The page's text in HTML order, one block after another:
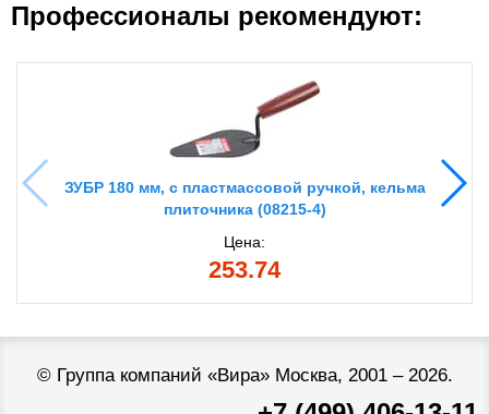
Профессионалы рекомендуют:
ЗУБР 180 мм, с пластмассовой ручкой, кельма
плиточника (08215-4)
Цена:
253.74
© Группа компаний «Вира»Москва, 2001 – 2026.